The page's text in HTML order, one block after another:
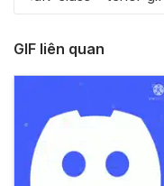
GIF liên quan